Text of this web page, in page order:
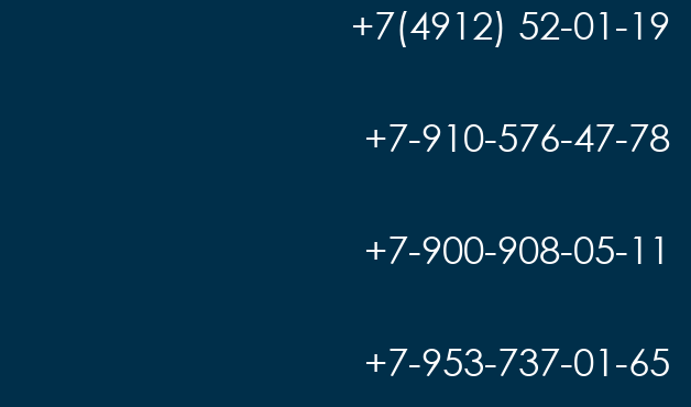
+7(4912) 52-01-19
+7-910-576-47-78
+7-900-908-05-11
+7-953-737-01-65